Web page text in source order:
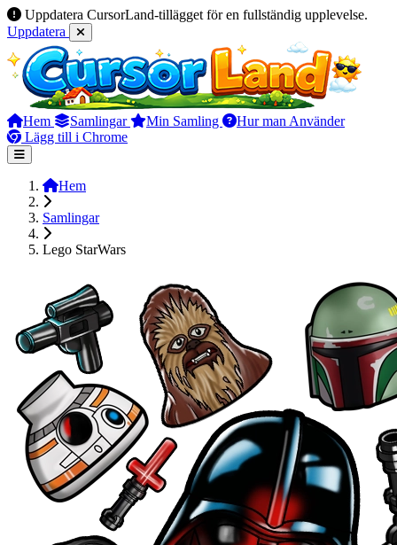
Uppdatera CursorLand-tillägget för en fullständig upplevelse.
Uppdatera
Hem Samlingar Min Samling
Hur man Använder
Lägg till i Chrome
Hem
Samlingar
Lego StarWars